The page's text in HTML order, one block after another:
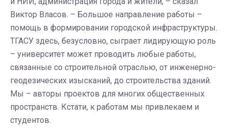
Виктор Власов. – Большое направление работы –
помощь в формировании городской инфраструктуры.
ТГАСУ здесь, безусловно, сыграет лидирующую роль
– университет может проводить любые работы,
связанные со строительной отраслью, от инженерно-
геодезических изысканий, до строительства зданий.
Мы – авторы проектов для многих общественных
пространств. Кстати, к работам мы привлекаем и
студентов.